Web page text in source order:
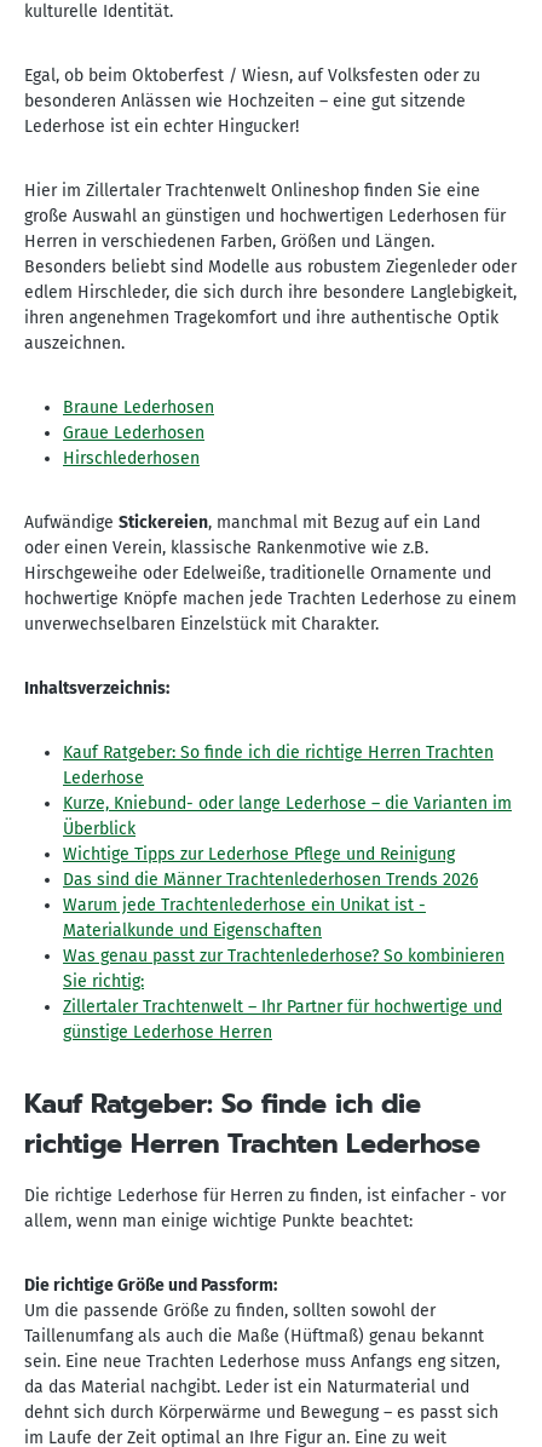
kulturelle Identität.
Egal, ob beim Oktoberfest / Wiesn, auf Volksfesten oder zu
besonderen Anlässen wie Hochzeiten – eine gut sitzende
Lederhose ist ein echter Hingucker!
Hier im Zillertaler Trachtenwelt Onlineshop finden Sie eine
große Auswahl an günstigen und hochwertigen Lederhosen für
Herren in verschiedenen Farben, Größen und Längen.
Besonders beliebt sind Modelle aus robustem Ziegenleder oder
edlem Hirschleder, die sich durch ihre besondere Langlebigkeit,
ihren angenehmen Tragekomfort und ihre authentische Optik
auszeichnen.
Braune Lederhosen
Graue Lederhosen
Hirschlederhosen
Aufwändige Stickereien, manchmal mit Bezug auf ein Land
oder einen Verein, klassische Rankenmotive wie z.B.
Hirschgeweihe oder Edelweiße, traditionelle Ornamente und
hochwertige Knöpfe machen jede Trachten Lederhose zu einem
unverwechselbaren Einzelstück mit Charakter.
Inhaltsverzeichnis:
Kauf Ratgeber: So finde ich die richtige Herren Trachten
Lederhose
Kurze, Kniebund- oder lange Lederhose – die Varianten im
Überblick
Wichtige Tipps zur Lederhose Pflege und Reinigung
Das sind die Männer Trachtenlederhosen Trends 2026
Warum jede Trachtenlederhose ein Unikat ist -
Materialkunde und Eigenschaften
Was genau passt zur Trachtenlederhose? So kombinieren
Sie richtig:
Zillertaler Trachtenwelt – Ihr Partner für hochwertige und
günstige Lederhose Herren
Kauf Ratgeber: So finde ich die
richtige Herren Trachten Lederhose
Die richtige Lederhose für Herren zu finden, ist einfacher - vor
allem, wenn man einige wichtige Punkte beachtet:
Die richtige Größe und Passform:
Um die passende Größe zu finden, sollten sowohl der
Taillenumfang als auch die Maße (Hüftmaß) genau bekannt
sein. Eine neue Trachten Lederhose muss Anfangs eng sitzen,
da das Material nachgibt. Leder ist ein Naturmaterial und
dehnt sich durch Körperwärme und Bewegung – es passt sich
im Laufe der Zeit optimal an Ihre Figur an. Eine zu weit